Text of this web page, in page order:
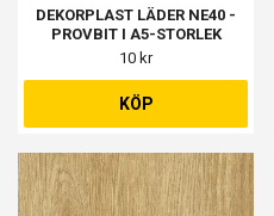
DEKORPLAST LÄDER NE40 -
PROVBIT I A5-STORLEK
10 kr
KÖP